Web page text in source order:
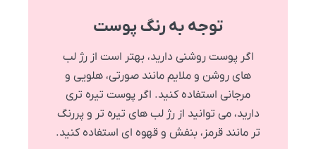
توجه به رنگ پوست
اگر پوست روشنی دارید، بهتر است از رژ لب
های روشن و ملایم مانند صورتی، هلویی و
مرجانی استفاده کنید. اگر پوست تیره تری
دارید، می توانید از رژ لب های تیره تر و پررنگ
تر مانند قرمز، بنفش و قهوه ای استفاده کنید.